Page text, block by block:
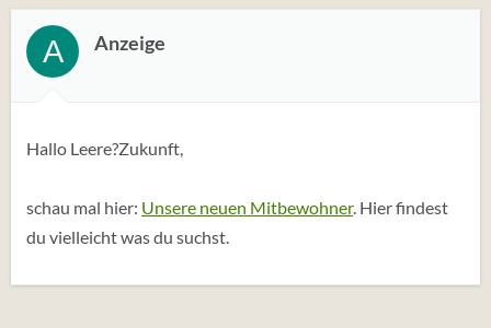
r
t
u
n
n
A Anzeige
Hallo Leere?Zukunft,
schau mal hier: Unsere neuen Mitbewohner. Hier findest
du vielleicht was du suchst.